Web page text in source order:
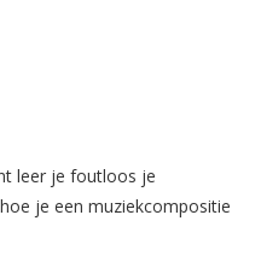
leer je foutloos je
je een muziekcompositie